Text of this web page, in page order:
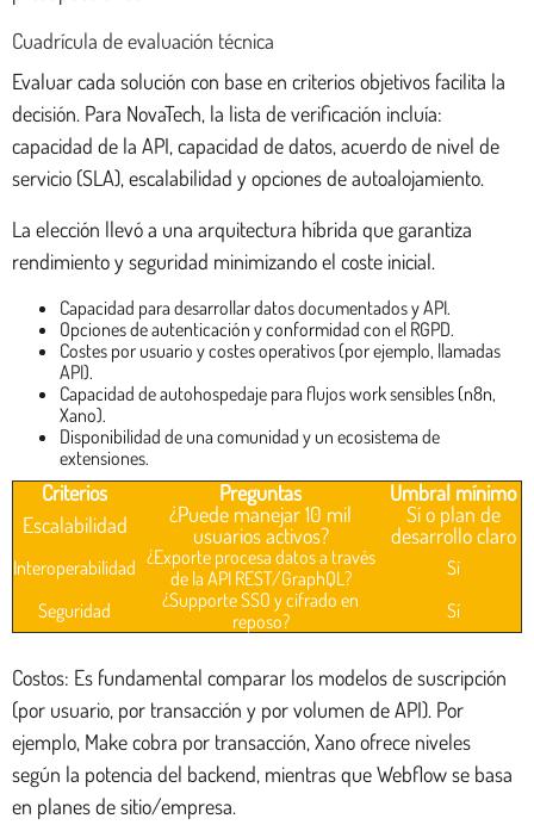
Cuadrícula de evaluación técnica
Evaluar cada solución con base en criterios objetivos facilita la
decisión. Para NovaTech, la lista de verificación incluía:
capacidad de la API, capacidad de datos, acuerdo de nivel de
servicio (SLA), escalabilidad y opciones de autoalojamiento.
La elección llevó a una arquitectura híbrida que garantiza
rendimiento y seguridad minimizando el coste inicial.
Capacidad para desarrollar datos documentados y API.
Opciones de autenticación y conformidad con el RGPD.
Costes por usuario y costes operativos (por ejemplo, llamadas
API).
Capacidad de autohospedaje para flujos work sensibles (n8n,
Xano).
Disponibilidad de una comunidad y un ecosistema de
extensiones.
Criterios Preguntas
Umbral mínimo
Escalabilidad
¿Puede manejar 10 mil
usuarios activos?
Sí o plan de
desarrollo claro
Interoperabilidad ¿Exporte procesa datos a través
de la API REST/GraphQL?
Sí
Seguridad
¿Supporte SSO y cifrado en
reposo?
Sí
Costos: Es fundamental comparar los modelos de suscripción
(por usuario, por transacción y por volumen de API). Por
ejemplo, Make cobra por transacción, Xano ofrece niveles
según la potencia del backend, mientras que Webflow se basa
en planes de sitio/empresa.